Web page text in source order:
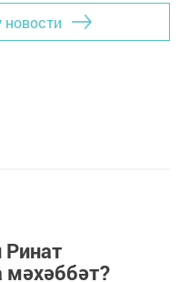
новости
мәхәббәт?